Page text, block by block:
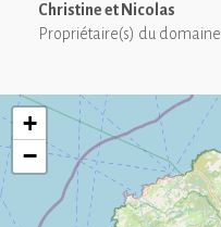
Christine et Nicolas
Propriétaire(s) du domaine
+
−